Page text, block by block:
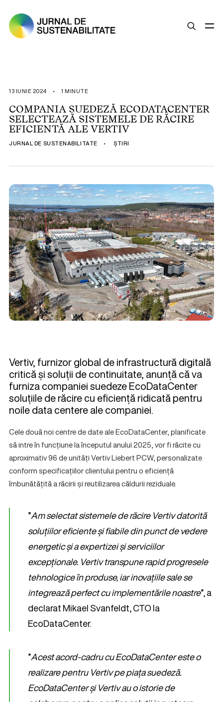
ȘTIRI
OPINII
ESG
COMPANII SUSTENABILE
13 IUNIE 2024 • 1 MINUTE
COMPANIA SUEDEZĂ ECODATACENTER
SELECTEAZĂ SISTEMELE DE RĂCIRE
EFICIENTĂ ALE VERTIV
JURNAL DE SUSTENABILITATE • ȘTIRI
Vertiv, furnizor global de infrastructură digitală
critică și soluții de continuitate, anunță că va
furniza companiei suedeze EcoDataCenter
soluțiile de răcire cu eficiență ridicată pentru
noile data centere ale companiei.
Cele două noi centre de date ale EcoDataCenter, planificate
să intre în funcțiune la începutul anului 2025, vor fi răcite cu
aproximativ 96 de unități Vertiv Liebert PCW, personalizate
conform specificațiilor clientului pentru o eficiență
îmbunătățită a răcirii și reutilizarea căldurii reziduale.
”Am selectat sistemele de răcire Vertiv datorită
soluțiilor eficiente și fiabile din punct de vedere
energetic și a expertizei și serviciilor
excepționale. Vertiv transpune rapid progresele
tehnologice în produse, iar inovațiile sale se
integrează perfect cu implementările noastre”, a
declarat Mikael Svanfeldt, CTO la
EcoDataCenter.
”Acest acord-cadru cu EcoDataCenter este o
realizare pentru Vertiv pe piața suedeză.
EcoDataCenter și Vertiv au o istorie de